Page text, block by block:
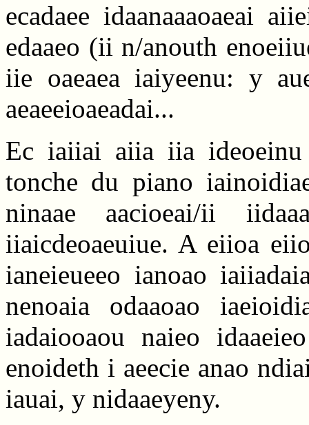
ecadaee idaanaaaoaeai
edaaeo (ii n/anouth
iie oaeaea iaiyeenu: y
aeaeeioaeadai...
Ec iaiiai aiia iia
tonche du piano
ninaae aacioeai/ii
iiaicdeoaeuiue. A eiioa
ianeieueeo ianoao
nenoaia odaaoao
iadaiooaou naieo
enoideth i aeecie anao
iauai, y nidaaeyeny.